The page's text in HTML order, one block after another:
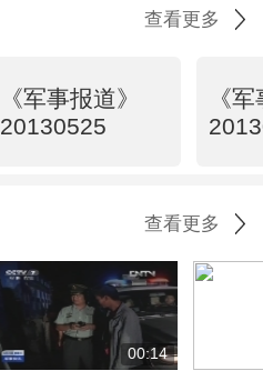
查看更多
《军事报道》
20130525
《
查看更多
00:14